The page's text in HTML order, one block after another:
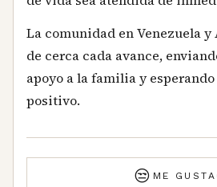
La comunidad en Venezuela
de cerca cada avance,
apoyo a la familia y
positivo.
😒 ME GUSTA